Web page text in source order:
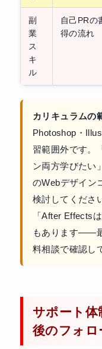
副
業
ス
キ
ル
自己PRの
得の流れ
カリキュラムの
Photoshop・
習範囲外です。
ン両方学びたい
のWebデザイン
検討してくださ
「After Effects
もあります——
料相談で確認し
サポート
後のフォロ